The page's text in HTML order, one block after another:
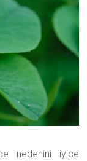
nedenini iyice